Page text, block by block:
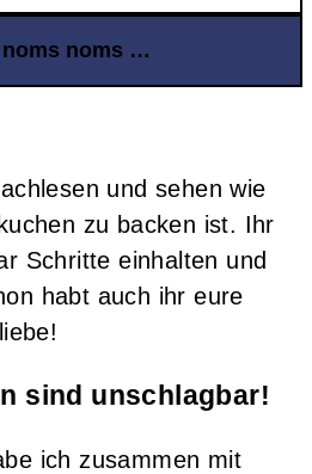
noms …
und sehen wie
zu backen ist. Ihr
Schritte einhalten und
habt auch ihr eure
sind unschlagbar!
ich zusammen mit